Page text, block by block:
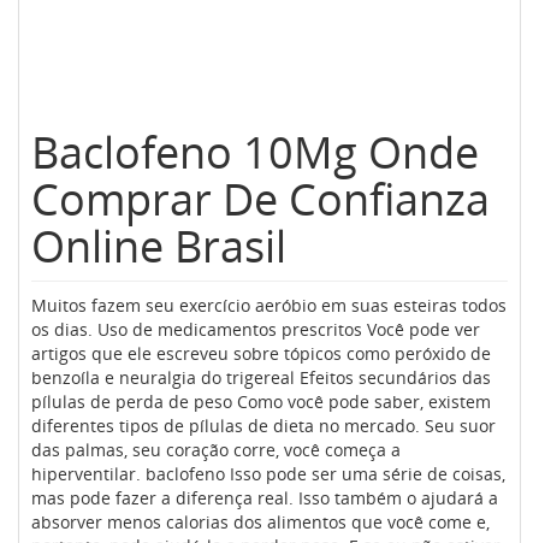
Baclofeno 10Mg Onde
Comprar De Confianza
Online Brasil
Muitos fazem seu exercício aeróbio em suas esteiras todos
os dias. Uso de medicamentos prescritos Você pode ver
artigos que ele escreveu sobre tópicos como peróxido de
benzoíla e neuralgia do trigereal Efeitos secundários das
pílulas de perda de peso Como você pode saber, existem
diferentes tipos de pílulas de dieta no mercado. Seu suor
das palmas, seu coração corre, você começa a
hiperventilar. baclofeno Isso pode ser uma série de coisas,
mas pode fazer a diferença real. Isso também o ajudará a
absorver menos calorias dos alimentos que você come e,